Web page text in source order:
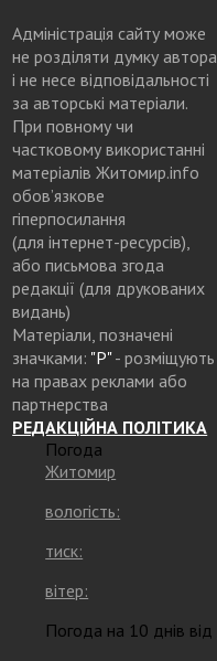
Адміністрація сайту може
не розділяти думку автора
і не несе відповідальності
за авторські матеріали.
При повному чи
частковому використанні
матеріалів Житомир.info
обов’язкове
гіперпосилання
(для інтернет-ресурсів),
або письмова згода
редакції (для друкованих
видань)
Матеріали, позначені
значками: "Р"- розміщують
на правах реклами або
партнерства
РЕДАКЦІЙНА ПОЛІТИКА
Погода
Житомир
вологість:
тиск:
вітер:
Погода на 10 днів від